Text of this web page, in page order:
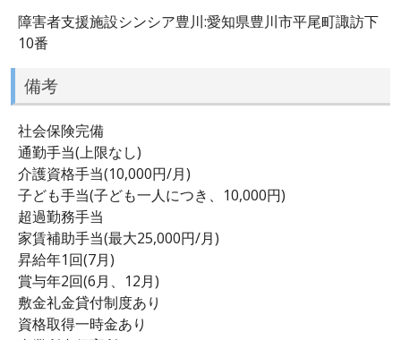
障害者支援施設シンシア豊川:愛知県豊川市平尾町諏訪下
10番
備考
社会保険完備
通勤手当(上限なし)
介護資格手当(10,000円/月)
子ども手当(子ども一人につき、10,000円)
超過勤務手当
家賃補助手当(最大25,000円/月)
昇給年1回(7月)
賞与年2回(6月、12月)
敷金礼金貸付制度あり
資格取得一時金あり